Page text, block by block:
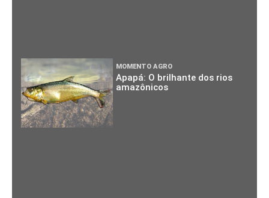
MOMENTO AGRO
Apapá: O brilhante dos rios
amazônicos